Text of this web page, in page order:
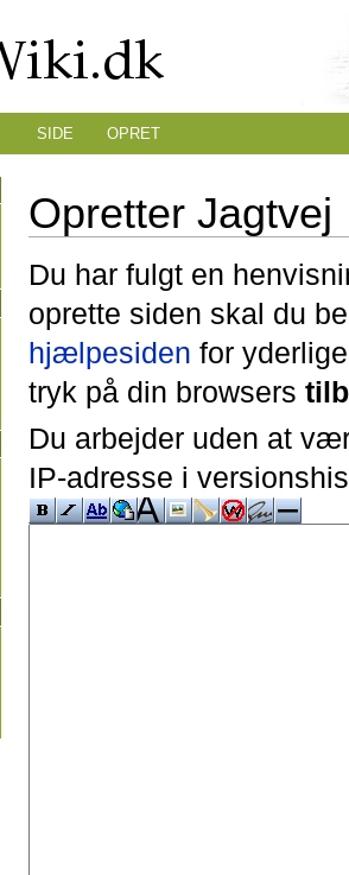
Opretter Jagtvej
Du har fulgt en
oprette siden skal du
hjælpesiden for
tryk på din browsers
Du arbejder uden at
IP-adresse i
SIDE OPRET